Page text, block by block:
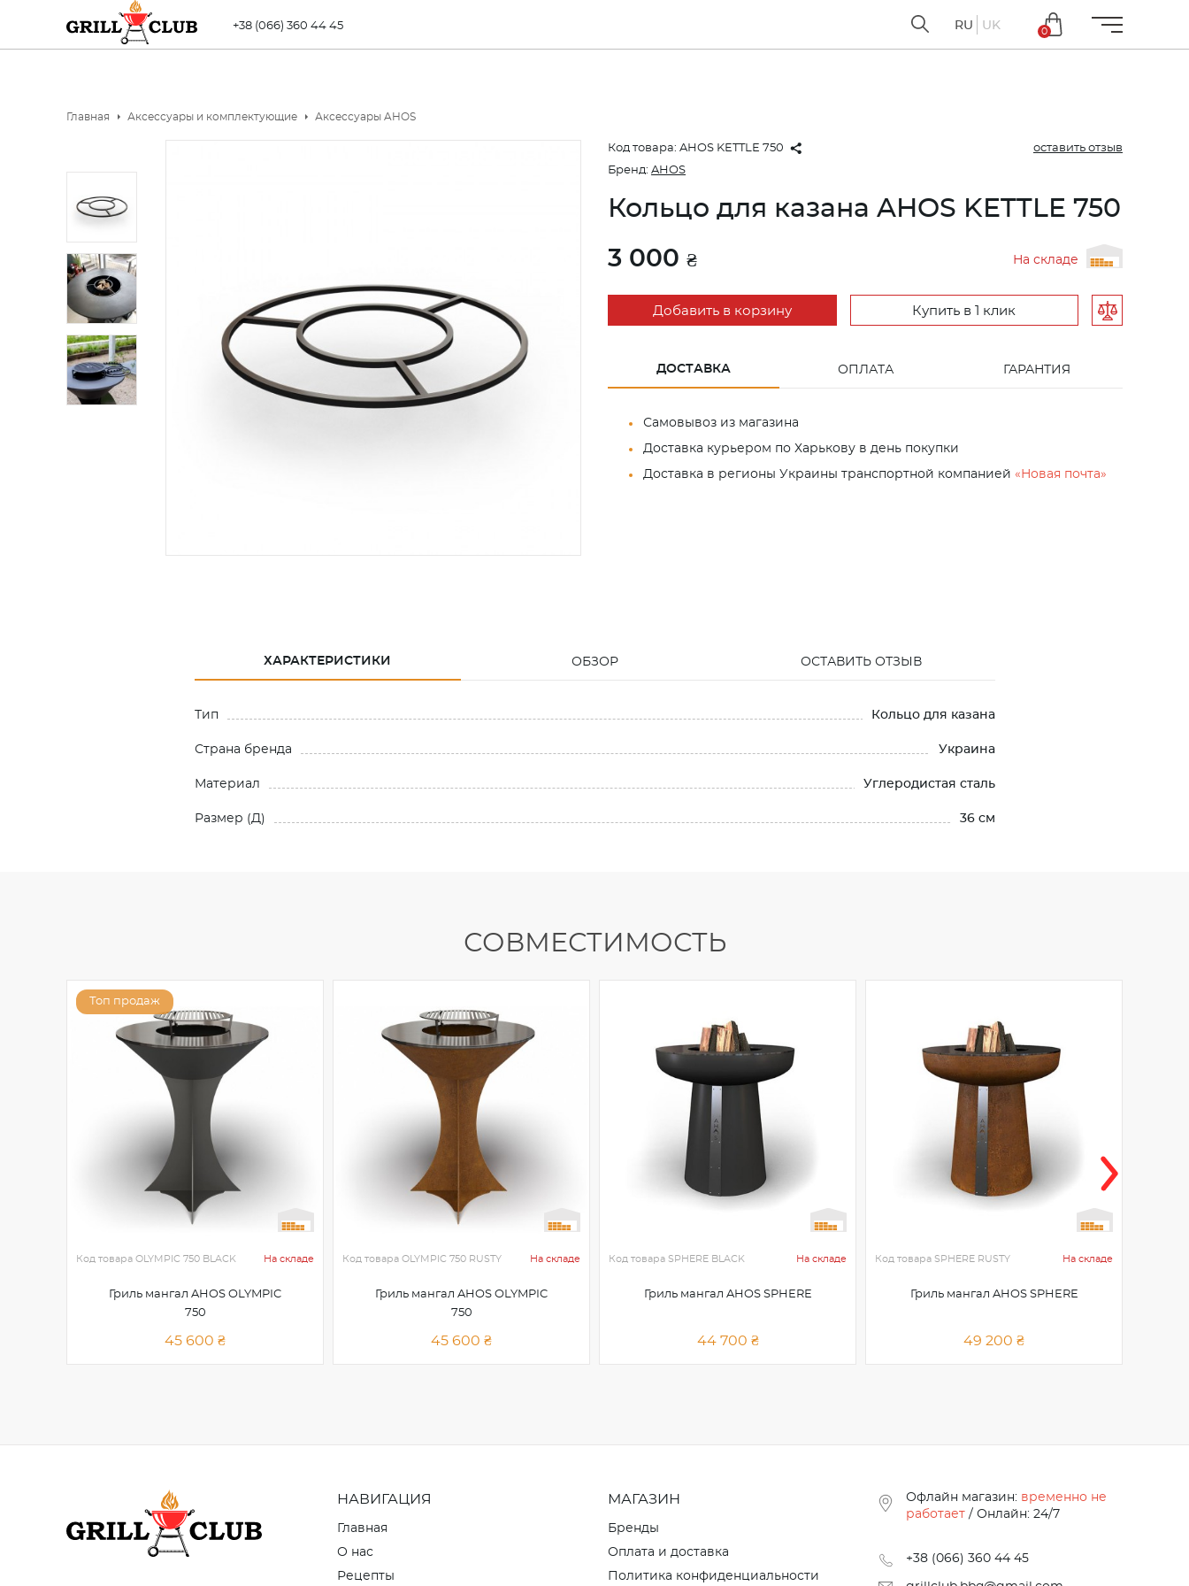
+38 (066) 360 44 45 RU UK
0
Главная Аксессуары и комплектующие Аксессуары AHOS
Код товара: AHOS KETTLE 750
оставить отзыв
Бренд: AHOS
Кольцо для казана AHOS KETTLE 750
3 000 ₴ На складе
Добавить в корзину Купить в 1 клик
ДОСТАВКА ОПЛАТА ГАРАНТИЯ
Самовывоз из магазина
Доставка курьером по Харькову в день покупки
Доставка в регионы Украины транспортной компанией «Новая почта»
ХАРАКТЕРИСТИКИ ОБЗОР ОСТАВИТЬ ОТЗЫВ
Тип Кольцо для казана
Страна бренда Украина
Материал Углеродистая сталь
Размер (Д) 36 см
СОВМЕСТИМОСТЬ
Топ продаж
Код товара OLYMPIC 750 BLACK На складе
Гриль мангал AHOS OLYMPIC
750
45 600 ₴
Код товара OLYMPIC 750 RUSTY На складе
Гриль мангал AHOS OLYMPIC
750
45 600 ₴
Код товара SPHERE BLACK На складе
Гриль мангал AHOS SPHERE
44 700 ₴
Код товара SPHERE RUSTY На складе
Гриль мангал AHOS SPHERE
49 200 ₴
НАВИГАЦИЯ
Главная
О нас
Рецепты
МАГАЗИН
Бренды
Оплата и доставка
Политика конфиденциальности
Офлайн магазин: временно не
работает / Онлайн: 24/7
+38 (066) 360 44 45